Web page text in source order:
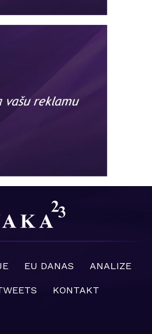
EU DANAS ANALIZE
KONTAKT